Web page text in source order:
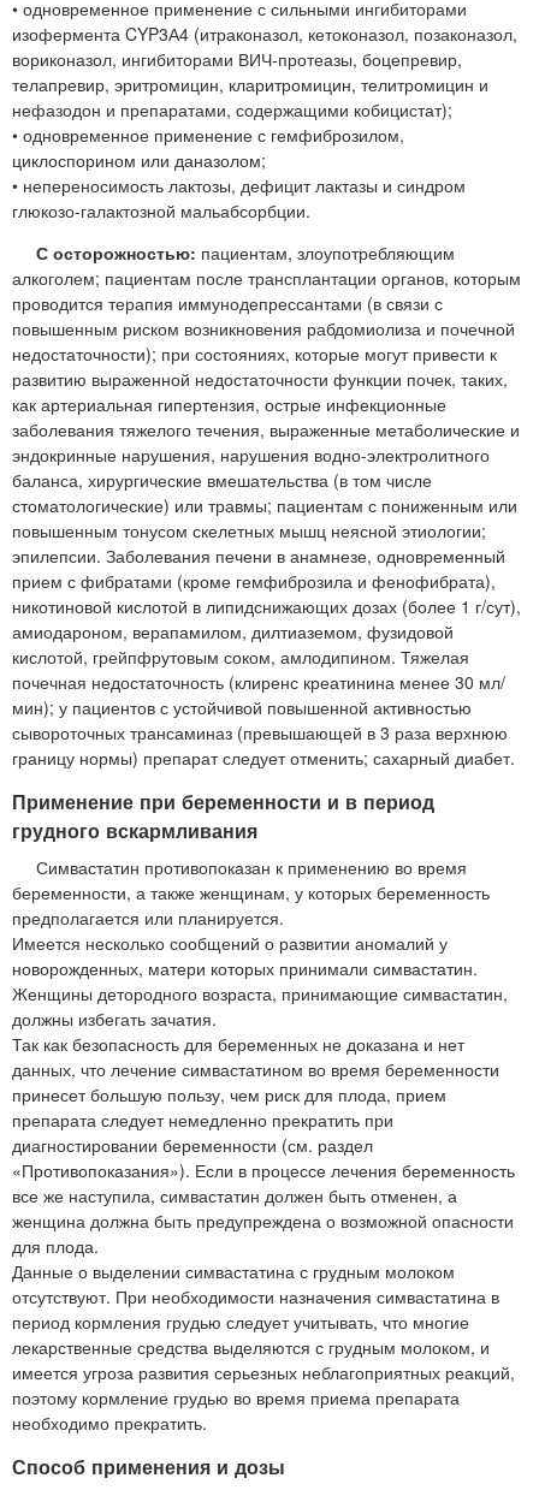
• одновременное применение с сильными ингибиторами
изофермента CYP3А4 (итраконазол, кетоконазол, позаконазол,
вориконазол, ингибиторами ВИЧ-протеазы, боцепревир,
телапревир, эритромицин, кларитромицин, телитромицин и
нефазодон и препаратами, содержащими кобицистат);
• одновременное применение с гемфиброзилом,
циклоспорином или даназолом;
• непереносимость лактозы, дефицит лактазы и синдром
глюкозо-галактозной мальабсорбции.
С осторожностью: пациентам, злоупотребляющим
алкоголем; пациентам после трансплантации органов, которым
проводится терапия иммунодепрессантами (в связи с
повышенным риском возникновения рабдомиолиза и почечной
недостаточности); при состояниях, которые могут привести к
развитию выраженной недостаточности функции почек, таких,
как артериальная гипертензия, острые инфекционные
заболевания тяжелого течения, выраженные метаболические и
эндокринные нарушения, нарушения водно-электролитного
баланса, хирургические вмешательства (в том числе
стоматологические) или травмы; пациентам с пониженным или
повышенным тонусом скелетных мышц неясной этиологии;
эпилепсии. Заболевания печени в анамнезе, одновременный
прием с фибратами (кроме гемфиброзила и фенофибрата),
никотиновой кислотой в липидснижающих дозах (более 1 г/сут),
амиодароном, верапамилом, дилтиаземом, фузидовой
кислотой, грейпфрутовым соком, амлодипином. Тяжелая
почечная недостаточность (клиренс креатинина менее 30 мл/
мин); у пациентов с устойчивой повышенной активностью
сывороточных трансаминаз (превышающей в 3 раза верхнюю
границу нормы) препарат следует отменить; сахарный диабет.
Применение при беременности и в период
грудного вскармливания
Симвастатин противопоказан к применению во время
беременности, а также женщинам, у которых беременность
предполагается или планируется.
Имеется несколько сообщений о развитии аномалий у
новорожденных, матери которых принимали симвастатин.
Женщины детородного возраста, принимающие симвастатин,
должны избегать зачатия.
Так как безопасность для беременных не доказана и нет
данных, что лечение симвастатином во время беременности
принесет большую пользу, чем риск для плода, прием
препарата следует немедленно прекратить при
диагностировании беременности (см. раздел
«Противопоказания»). Если в процессе лечения беременность
все же наступила, симвастатин должен быть отменен, а
женщина должна быть предупреждена о возможной опасности
для плода.
Данные о выделении симвастатина с грудным молоком
отсутствуют. При необходимости назначения симвастатина в
период кормления грудью следует учитывать, что многие
лекарственные средства выделяются с грудным молоком, и
имеется угроза развития серьезных неблагоприятных реакций,
поэтому кормление грудью во время приема препарата
необходимо прекратить.
Способ применения и дозы